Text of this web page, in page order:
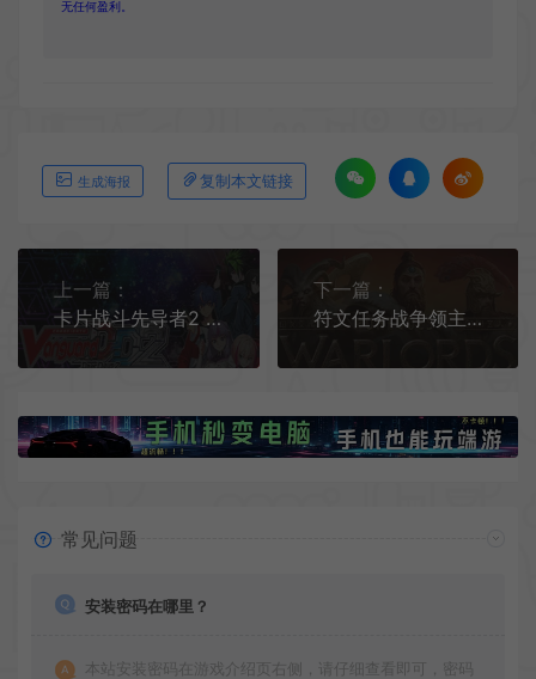
无任何盈利。
生成海报 复制本文链接
上一篇：
卡片战斗先导者2 / Cardfight Vanguard Dear Days 2 策略卡牌RPG游戏
下一篇：
符文任务战争领主 / RuneQuest Warlords 回合制战略游戏
常见问题
安装密码在哪里？
本站安装密码在游戏介绍页右侧，请仔细查看即可，密码